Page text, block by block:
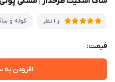
از 1 نظر کوله و
قیمت:
افزودن به